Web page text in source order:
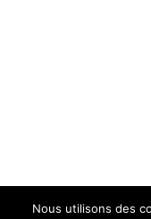
Nous utilisons des